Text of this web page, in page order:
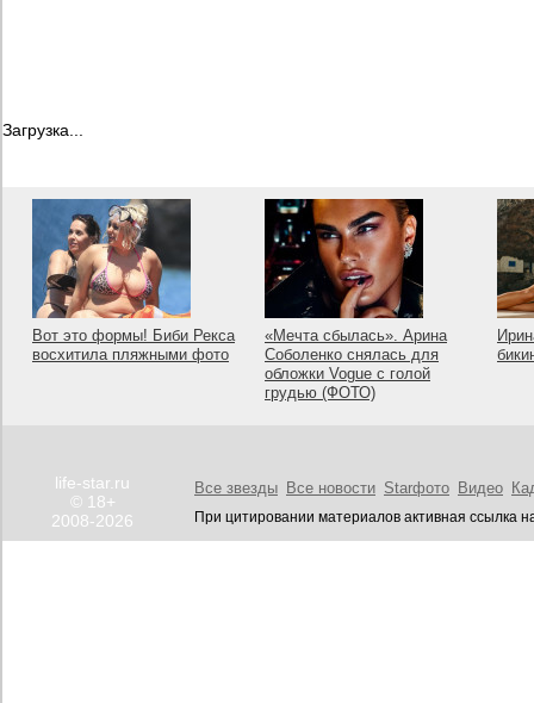
Загрузка...
Вот это формы! Биби Рекса
восхитила пляжными фото
«Мечта сбылась». Арина
Соболенко снялась для
обложки Vogue с голой
грудью (ФОТО)
life-star.ru
© 18+
2008-2026
Все звезды Все новости Starфото Видео
При цитировании материалов активная ссылка